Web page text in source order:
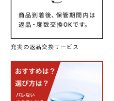
充実の返品交換サービス